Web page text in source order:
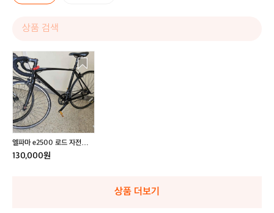
엘
파
마
e
2
5
0
0
로
드
엘파마 e2500 로드 자전거
팔아요.
130,000원
상품 더보기